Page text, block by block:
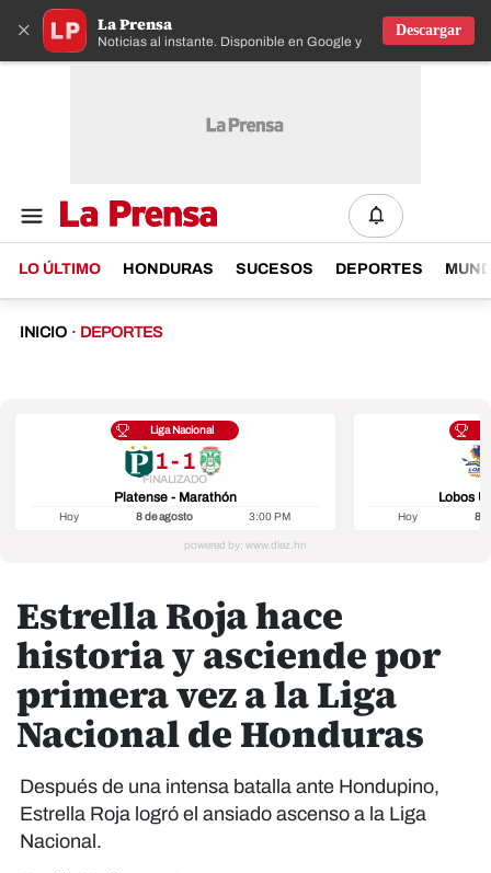
× La Prensa
Noticias al instante. Disponible en Google y IOS
Descargar
LO ÚLTIMO HONDURAS SUCESOS DEPORTES
INICIO · DEPORTES
Liga Nacional
1 - 1
FINALIZADO
Platense - Marathón
Hoy 8 de agosto 3:00 PM
Lobos
Hoy 8
Estrella Roja hace
historia y asciende por
primera vez a la Liga
Nacional de Honduras
Después de una intensa batalla ante Hondupino,
Estrella Roja logró el ansiado ascenso a la Liga
Nacional.